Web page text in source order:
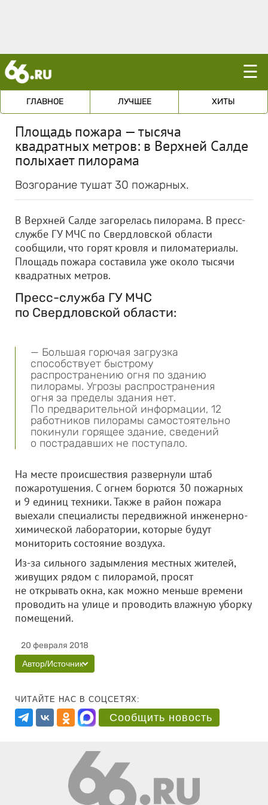
☰
ГЛАВНОЕ ЛУЧШЕЕ ХИТЫ
Площадь пожара — тысяча
квадратных метров: в Верхней Салде
полыхает пилорама
Возгорание тушат 30 пожарных.
В Верхней Салде загорелась пилорама. В пресс-
службе ГУ МЧС по Свердловской области
сообщили, что горят кровля и пиломатериалы.
Площадь пожара составила уже около тысячи
квадратных метров.
Пресс-служба ГУ МЧС
по Свердловской области:
— Большая горючая загрузка
способствует быстрому
распространению огня по зданию
пилорамы. Угрозы распространения
огня за пределы здания нет.
По предварительной информации, 12
работников пилорамы самостоятельно
покинули горящее здание, сведений
о пострадавших не поступало.
На месте происшествия развернули штаб
пожаротушения. С огнем борются 30 пожарных
и 9 единиц техники. Также в район пожара
выехали специалисты передвижной инженерно-
химической лаборатории, которые будут
мониторить состояние воздуха.
Из-за сильного задымления местных жителей,
живущих рядом с пилорамой, просят
не открывать окна, как можно меньше времени
проводить на улице и проводить влажную уборку
помещений.
20 февраля 2018
Автор/Источник
ЧИТАЙТЕ НАС В СОЦСЕТЯХ:
Сообщить новость